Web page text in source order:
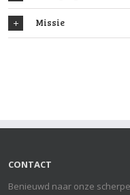
Missie
CONTACT
Benieuwd naar onze